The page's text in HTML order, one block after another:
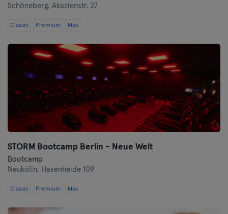
Schöneberg, Akazienstr. 27
Classic Premium Max
STORM Bootcamp Berlin - Neue Welt
Bootcamp
Neukölln, Hasenheide 109
Classic Premium Max